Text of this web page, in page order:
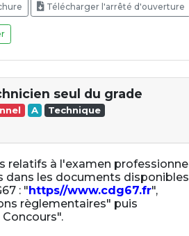
Télécharger l'arrêté d'ouverture
seul du grade
A Technique
relatifs à l'examen
dans les documents disponibles
: " https//www.cdg67.fr",
règlementaires" puis